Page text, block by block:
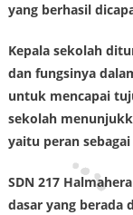
yang berhasil
Kepala sekolah
dan fungsinya
untuk mencapai
sekolah
yaitu peran
SDN 217
dasar yang berada